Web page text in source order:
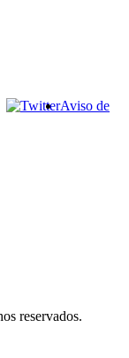
Aviso de
reservados.